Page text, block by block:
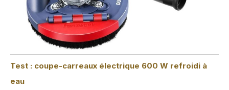
Test : coupe-carreaux électrique 600 W refroidi à
eau